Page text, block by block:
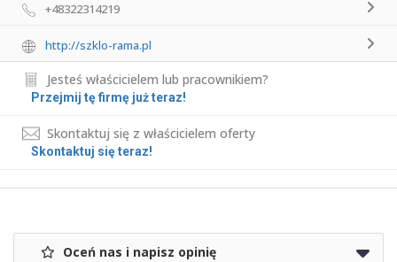
+48322314219
http://szklo-rama.pl
Jesteś właścicielem lub pracownikiem?
Przejmij tę firmę już teraz!
Skontaktuj się z właścicielem oferty
Skontaktuj się teraz!
Oceń nas i napisz opinię